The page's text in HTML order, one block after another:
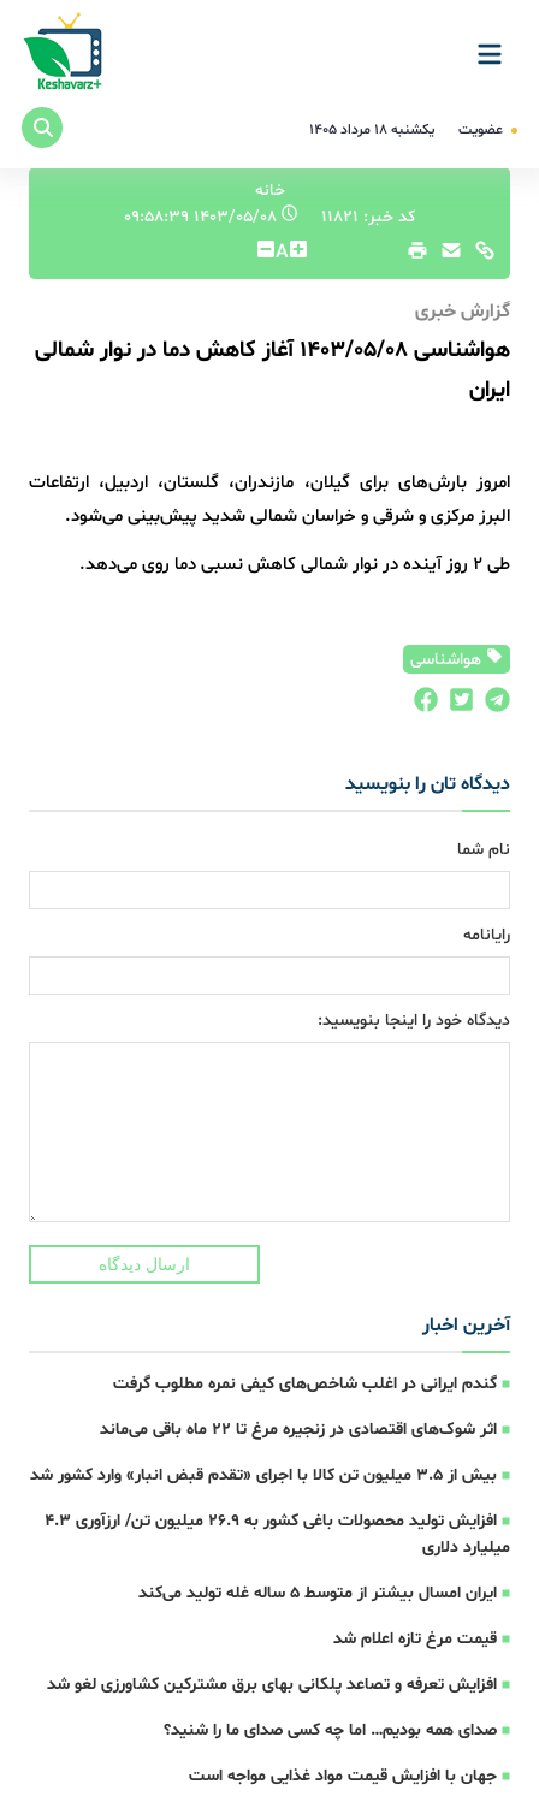
عضویت یکشنبه ۱۸ مرداد ۱۴۰۵
خانه
کد خبر: 11821
۱۴۰۳/۰۵/۰۸ ۰۹:۵۸:۳۹
A
گزارش خبری
هواشناسی 1403/05/08 آغاز کاهش دما در نوار شمالی
ایران
امروز بارش‌های برای گیلان، مازندران، گلستان،‌ اردبیل، ارتفاعات
البرز مرکزی و شرقی و خراسان شمالی شدید پیش‌بینی می‌شود.
طی ۲ روز آینده در نوار شمالی کاهش نسبی دما روی می‌دهد.
هواشناسی
دیدگاه تان را بنویسید
نام شما
رایانامه
دیدگاه خود را اینجا بنویسید:
ارسال دیدگاه
آخرین اخبار
گندم ایرانی در اغلب شاخص‌های کیفی نمره مطلوب گرفت
اثر شوک‌های اقتصادی در زنجیره مرغ تا 22 ماه باقی می‌ماند
بیش از ۳.۵ میلیون تن کالا با اجرای «تقدم قبض انبار» وارد کشور شد
افزایش تولید محصولات باغی کشور به ۲۶.۹ میلیون تن/ ارزآوری ۴.۳
میلیارد دلاری
ایران امسال بیشتر از متوسط 5 ساله غله تولید می‌کند
قیمت مرغ تازه اعلام شد
افزایش تعرفه و تصاعد پلکانی بهای برق مشترکین کشاورزی لغو شد
صدای همه بودیم… اما چه کسی صدای ما را شنید؟
جهان با افزایش قیمت مواد غذایی مواجه است